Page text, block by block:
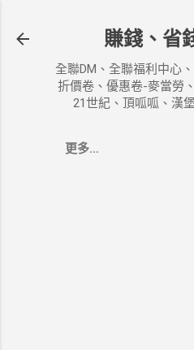
賺錢、省
全聯DM、全聯福利中心
折價卷、優惠卷-麥當勞
21世紀、頂呱呱、漢
更多…